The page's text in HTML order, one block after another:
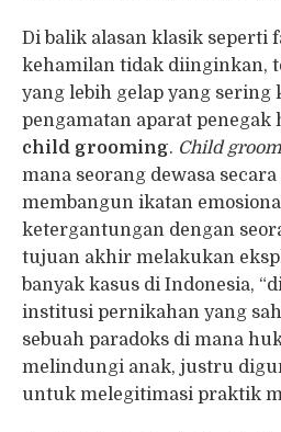
Di balik alasan klasik seperti
kehamilan tidak diinginkan,
yang lebih gelap yang
pengamatan aparat
child grooming. Child
mana seorang dewasa
membangun ikatan
ketergantungan dengan
tujuan akhir melakukan
banyak kasus di Indonesia,
institusi pernikahan yang
sebuah paradoks di mana
melindungi anak, justru
untuk melegitimasi praktik